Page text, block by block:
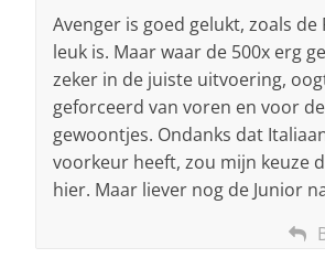
Avenger is goed gelukt, zoals de
leuk is. Maar waar de 500x erg
zeker in de juiste uitvoering,
geforceerd van voren en voor
gewoontjes. Ondanks dat
voorkeur heeft, zou mijn keuze
hier. Maar liever nog de Junior